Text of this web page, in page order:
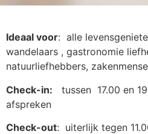
Ideaal voor: alle
wandelaars , gastronomie
natuurliefhebbers,
Check-in: tussen 17.00 en
afspreken
Check-out: uiterlijk tegen